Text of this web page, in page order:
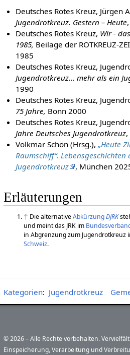
Deutsches Rotes Kreuz, Jürgen
Jugendrotkreuz. Gestern – Heute
Deutsches Rotes Kreuz, Wir -
1985, Beilage der ROTKREUZ-
1985
Deutsches Rotes Kreuz,
Jugendrotkreuz... mehr als ein
1990
Deutsches Rotes Kreuz,
75 Jahre, Bonn 2000
Deutsches Rotes Kreuz,
Jahre Deutsches Jugendrotkreuz
Volkmar Schön (Hrsg.),„Heute
Raumschiff“. Lebensgeschichten
Jugendrotkreuz
, München
Erläuterungen
↑ Die alternativeAbkürzungDJRK
und meint das JRK im
in Abgrenzung zum Jugendrotkreuz
Schweiz.
Kategorien: Jugendrotkreuz
© 2026 – Alle Rechte vorbehalten.
Einspeicherung, Verarbeitung und